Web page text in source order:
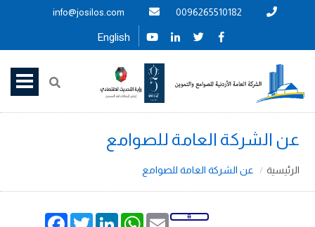
0096265510182
info@josilos.com
English
عن الشركة العامة للصوامع
الرئيسية عن الشركة العامة للصوامع
FacebookTwitterLinkedIn
WhatsAppEmail